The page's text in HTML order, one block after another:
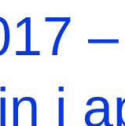
i